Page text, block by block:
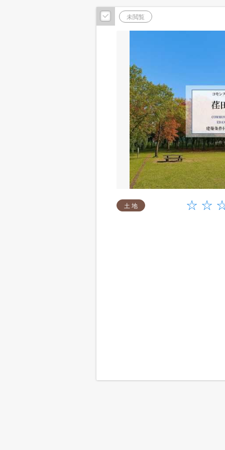
未閲覧
土 地